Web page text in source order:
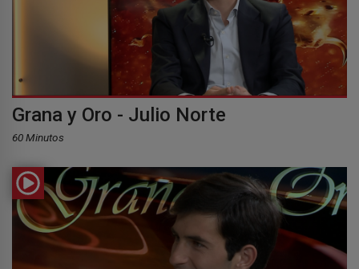
Grana y Oro - Julio Norte
60 Minutos